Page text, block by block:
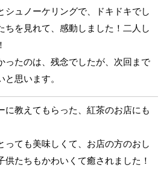
シュノーケリングで、ドキドキでし
ちを見れて、感動しました！二人し
ったのは、残念でしたが、次回まで
思います。
教えてもらった、紅茶のお店にも
っても美味しくて、お店の方のおし
供たちもかわいくて癒されました！